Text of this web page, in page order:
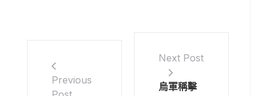
Previous
Next Post
烏軍稱擊